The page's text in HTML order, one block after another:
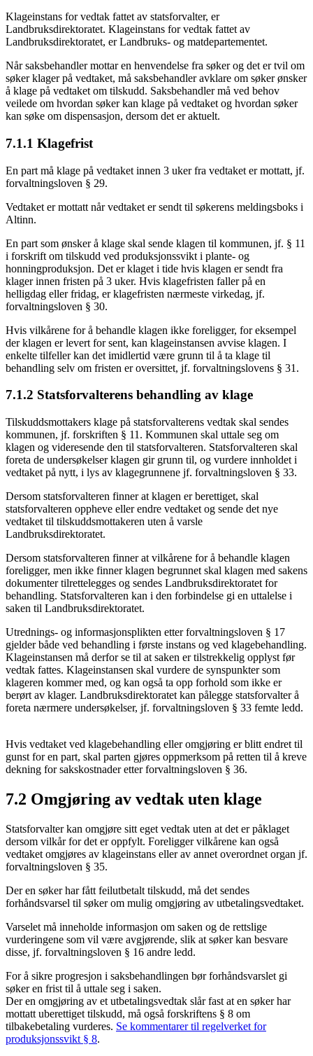
Klageinstans for vedtak fattet av statsforvalter, er
Landbruksdirektoratet. Klageinstans for vedtak fattet av
Landbruksdirektoratet, er Landbruks- og matdepartementet.
Når saksbehandler mottar en henvendelse fra søker og det er tvil om
søker klager på vedtaket, må saksbehandler avklare om søker ønsker
å klage på vedtaket om tilskudd. Saksbehandler må ved behov
veilede om hvordan søker kan klage på vedtaket og hvordan søker
kan søke om dispensasjon, dersom det er aktuelt.
7.1.1 Klagefrist
En part må klage på vedtaket innen 3 uker fra vedtaket er mottatt, jf.
forvaltningsloven § 29.
Vedtaket er mottatt når vedtaket er sendt til søkerens meldingsboks i
Altinn.
En part som ønsker å klage skal sende klagen til kommunen, jf. § 11
i forskrift om tilskudd ved produksjonssvikt i plante- og
honningproduksjon. Det er klaget i tide hvis klagen er sendt fra
klager innen fristen på 3 uker. Hvis klagefristen faller på en
helligdag eller fridag, er klagefristen nærmeste virkedag, jf.
forvaltningsloven § 30.
Hvis vilkårene for å behandle klagen ikke foreligger, for eksempel
der klagen er levert for sent, kan klageinstansen avvise klagen. I
enkelte tilfeller kan det imidlertid være grunn til å ta klage til
behandling selv om fristen er oversittet, jf. forvaltningslovens § 31.
7.1.2 Statsforvalterens behandling av klage
Tilskuddsmottakers klage på statsforvalterens vedtak skal sendes
kommunen, jf. forskriften § 11. Kommunen skal uttale seg om
klagen og videresende den til statsforvalteren. Statsforvalteren skal
foreta de undersøkelser klagen gir grunn til, og vurdere innholdet i
vedtaket på nytt, i lys av klagegrunnene jf. forvaltningsloven § 33.
Dersom statsforvalteren finner at klagen er berettiget, skal
statsforvalteren oppheve eller endre vedtaket og sende det nye
vedtaket til tilskuddsmottakeren uten å varsle
Landbruksdirektoratet.
Dersom statsforvalteren finner at vilkårene for å behandle klagen
foreligger, men ikke finner klagen begrunnet skal klagen med sakens
dokumenter tilrettelegges og sendes Landbruksdirektoratet for
behandling. Statsforvalteren kan i den forbindelse gi en uttalelse i
saken til Landbruksdirektoratet.
Utrednings- og informasjonsplikten etter forvaltningsloven § 17
gjelder både ved behandling i første instans og ved klagebehandling.
Klageinstansen må derfor se til at saken er tilstrekkelig opplyst før
vedtak fattes. Klageinstansen skal vurdere de synspunkter som
klageren kommer med, og kan også ta opp forhold som ikke er
berørt av klager. Landbruksdirektoratet kan pålegge statsforvalter å
foreta nærmere undersøkelser, jf. forvaltningsloven § 33 femte ledd.
Hvis vedtaket ved klagebehandling eller omgjøring er blitt endret til
gunst for en part, skal parten gjøres oppmerksom på retten til å kreve
dekning for sakskostnader etter forvaltningsloven § 36.
7.2 Omgjøring av vedtak uten klage
Statsforvalter kan omgjøre sitt eget vedtak uten at det er påklaget
dersom vilkår for det er oppfylt. Foreligger vilkårene kan også
vedtaket omgjøres av klageinstans eller av annet overordnet organ jf.
forvaltningsloven § 35.
Der en søker har fått feilutbetalt tilskudd, må det sendes
forhåndsvarsel til søker om mulig omgjøring av utbetalingsvedtaket.
Varselet må inneholde informasjon om saken og de rettslige
vurderingene som vil være avgjørende, slik at søker kan besvare
disse, jf. forvaltningsloven § 16 andre ledd.
For å sikre progresjon i saksbehandlingen bør forhåndsvarslet gi
søker en frist til å uttale seg i saken.
Der en omgjøring av et utbetalingsvedtak slår fast at en søker har
mottatt uberettiget tilskudd, må også forskriftens § 8 om
tilbakebetaling vurderes. Se kommentarer til regelverket for
produksjonssvikt § 8.